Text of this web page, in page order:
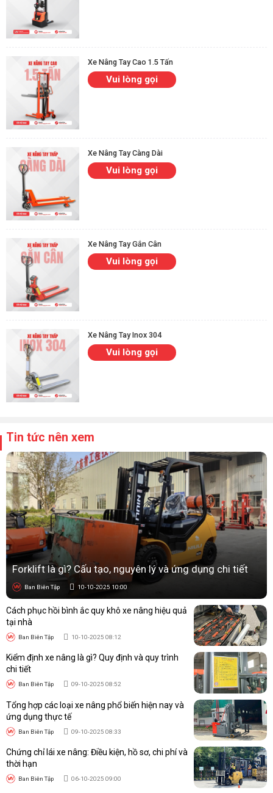
Xe Nâng Tay Cao 1.5 Tấn
Vui lòng gọi
Xe Nâng Tay Càng Dài
Vui lòng gọi
Xe Nâng Tay Gắn Cân
Vui lòng gọi
Xe Nâng Tay Inox 304
Vui lòng gọi
Tin tức nên xem
Forklift là gì? Cấu tạo, nguyên lý và ứng dụng chi tiết
Ban Biên Tập 10-10-2025 10:00
Cách phục hồi bình ắc quy khô xe nâng hiệu quả
tại nhà
Ban Biên Tập 10-10-2025 08:12
Kiểm định xe nâng là gì? Quy định và quy trình
chi tiết
Ban Biên Tập 09-10-2025 08:52
Tổng hợp các loại xe nâng phổ biến hiện nay và
ứng dụng thực tế
Ban Biên Tập 09-10-2025 08:33
Chứng chỉ lái xe nâng: Điều kiện, hồ sơ, chi phí và
thời hạn
Ban Biên Tập 06-10-2025 09:00